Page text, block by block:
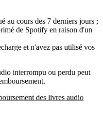
au cours des 7 derniers jours ;
de Spotify en raison d'un
et n'avez pas utilisé vos
interrompu ou perdu peut
des livres audio